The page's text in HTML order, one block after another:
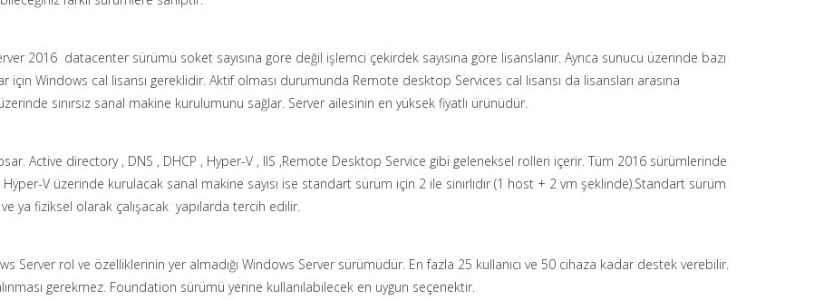
2016 datacenter sürümü soket sayısına göre değil işlemci çekirdek sayısına göre lisanslanır. Ayrıca sunucu üzerinde bazı
için Windows cal lisansı gereklidir. Aktif olması durumunda Remote desktop Services cal lisansı da lisansları arasına
sınırsız sanal makine kurulumunu sağlar. Server ailesinin en yüksek fiyatlı ürünüdür.
Active directory , DNS , DHCP , Hyper-V , IIS ,Remote Desktop Service gibi geleneksel rolleri içerir. Tüm 2016 sürümlerinde
V üzerinde kurulacak sanal makine sayısı ise standart sürüm için 2 ile sınırlıdır (1 host + 2 vm şeklinde).Standart sürüm
ya fiziksel olarak çalışacak yapılarda tercih edilir.
Server rol ve özelliklerinin yer almadığı Windows Server sürümüdür. En fazla 25 kullanıcı ve 50 cihaza kadar destek verebilir.
gerekmez. Foundation sürümü yerine kullanılabilecek en uygun seçenektir.